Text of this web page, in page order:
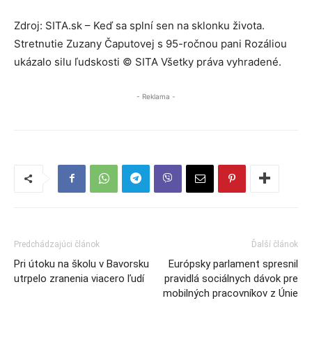
Zdroj: SITA.sk – Keď sa splní sen na sklonku života.
Stretnutie Zuzany Čaputovej s 95-ročnou pani Rozáliou
ukázalo silu ľudskosti © SITA Všetky práva vyhradené.
- Reklama -
Predchádzajúci článok
Pri útoku na školu v Bavorsku
utrpelo zranenia viacero ľudí
Ďalší článok
Európsky parlament spresnil
pravidlá sociálnych dávok pre
mobilných pracovníkov z Únie